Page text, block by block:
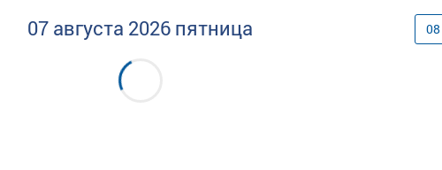
07 августа 2026 пятница 08